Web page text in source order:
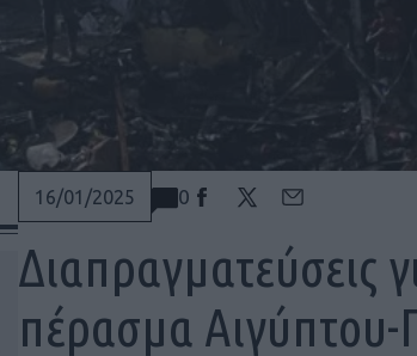
16/01/2025 0
Διαπραγματεύσεις
πέρασμα Αιγύπτου-